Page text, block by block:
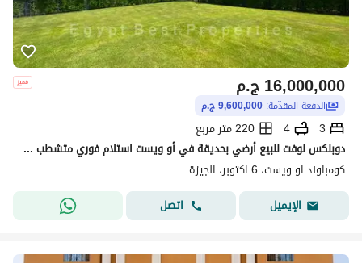
ج.م16,000,000
الدفعة المقدّمة: 9,600,000 ج.م
3
4
220 متر مربع
دوبلكس لوفت للبيع أرضي بحديقة في أو ويست استلام فوري متشطب 3غرف
كومباوند او ويست، 6 اكتوبر، الجيزة
الإيميل
اتصل